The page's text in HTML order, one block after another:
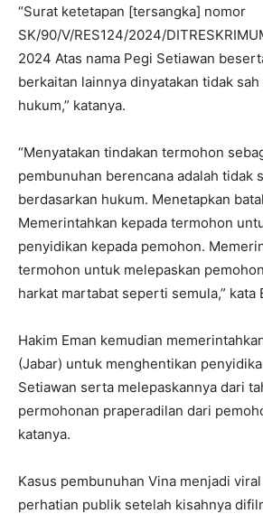
“Surat ketetapan [tersangka] nomor
SK/90/V/RES124/2024/
2024 Atas nama Pegi Setiawan
berkaitan lainnya dinyatakan tidak
hukum,” katanya.
“Menyatakan tindakan termohon
pembunuhan berencana adalah tidak
berdasarkan hukum. Menetapkan
Memerintahkan kepada termohon
penyidikan kepada pemohon.
termohon untuk melepaskan
harkat martabat seperti semula,” kata
Hakim Eman kemudian
(Jabar) untuk menghentikan
Setiawan serta melepaskannya dari
permohonan praperadilan dari
katanya.
Kasus pembunuhan Vina menjadi
perhatian publik setelah kisahnya